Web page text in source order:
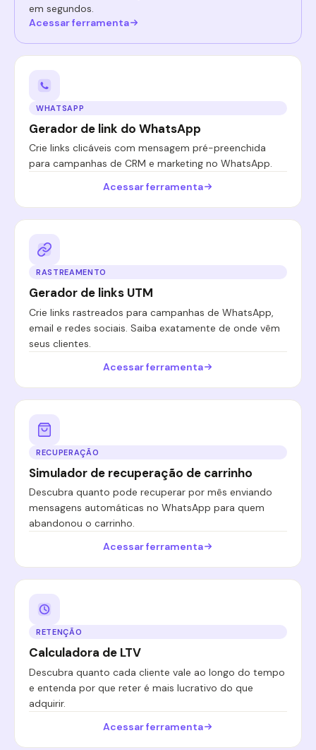
em segundos.
Acessar ferramenta
WHATSAPP
Gerador de link do WhatsApp
Crie links clicáveis com mensagem pré-preenchida
para campanhas de CRM e marketing no WhatsApp.
Acessar ferramenta
RASTREAMENTO
Gerador de links UTM
Crie links rastreados para campanhas de WhatsApp,
email e redes sociais. Saiba exatamente de onde vêm
seus clientes.
Acessar ferramenta
RECUPERAÇÃO
Simulador de recuperação de carrinho
Descubra quanto pode recuperar por mês enviando
mensagens automáticas no WhatsApp para quem
abandonou o carrinho.
Acessar ferramenta
RETENÇÃO
Calculadora de LTV
Descubra quanto cada cliente vale ao longo do tempo
e entenda por que reter é mais lucrativo do que
adquirir.
Acessar ferramenta